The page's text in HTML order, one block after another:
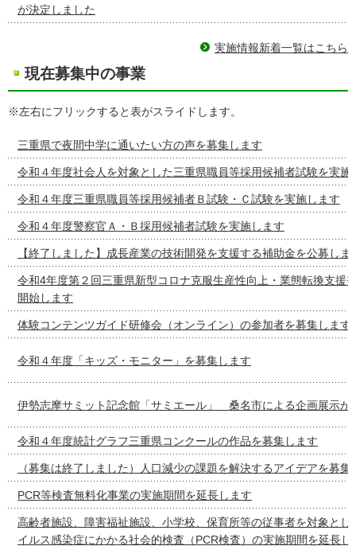
が決定しました
実施情報新着一覧はこちら
現在募集中の事業
※左右にフリックすると表がスライドします。
三重県で夜間中学に通いたい方の声を募集します
令和４年度社会人を対象とした三重県職員等採用候補者試験を実施
令和４年度三重県職員等採用候補者Ｂ試験・Ｃ試験を実施します
令和４年度警察官Ａ・Ｂ採用候補者試験を実施します
【終了しました】成長産業の技術開発を支援する補助金を公募しま
令和4年度第２回三重県新型コロナ克服生産性向上・業態転換支援
開始します
体験コンテンツガイド研修会（オンライン）の参加者を募集します
令和４年度「キッズ・モニター」を募集します
伊勢志摩サミット記念館「サミエール」 桑名市による企画展示が
令和４年度統計グラフ三重県コンクールの作品を募集します
（募集は終了しました）人口減少の課題を解決するアイデアを募集
PCR等検査無料化事業の実施期間を延長します
高齢者施設、障害福祉施設、小学校、保育所等の従事者を対象とし
イルス感染症にかかる社会的検査（PCR検査）の実施期間を延長し